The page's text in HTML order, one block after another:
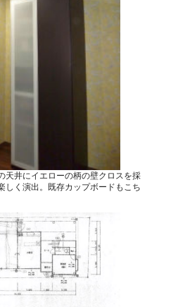
天井にイエローの柄の壁クロスを採
しく演出。既存カップボードもこち